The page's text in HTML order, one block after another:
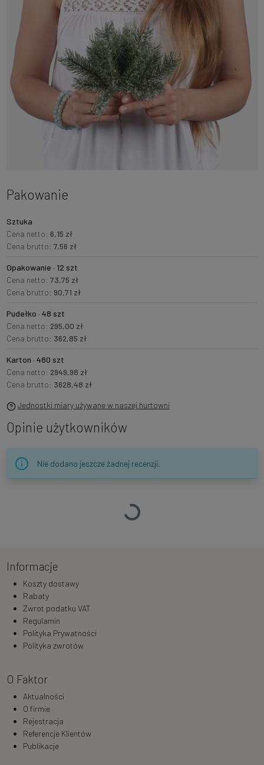
Pakowanie
Sztuka
Cena netto: 6,15 zł
Cena brutto: 7,56 zł
Opakowanie · 12 szt
Cena netto: 73,75 zł
Cena brutto: 90,71 zł
Pudełko · 48 szt
Cena netto: 295,00 zł
Cena brutto: 362,85 zł
Karton · 480 szt
Cena netto: 2949,98 zł
Cena brutto: 3628,48 zł
Jednostki miary używane w naszej hurtowni
Opinie użytkowników
Nie dodano jeszcze żadnej recenzji.
Ładowanie…
Informacje
Koszty dostawy
Rabaty
Zwrot podatku VAT
Regulamin
Polityka Prywatności
Polityka zwrotów
O Faktor
Aktualności
O firmie
Rejestracja
Referencje Klientów
Publikacje